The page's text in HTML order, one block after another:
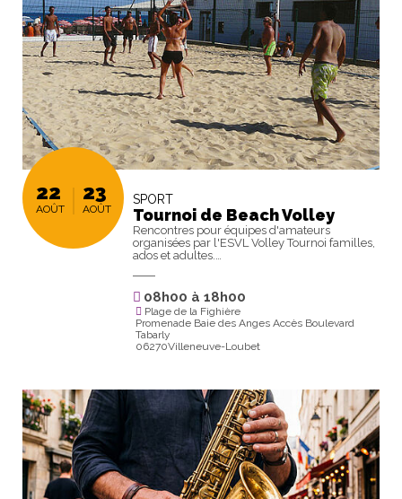
22
AOÛT
23
AOÛT
SPORT
Tournoi de Beach Volley
Rencontres pour équipes d'amateurs
organisées par l'ESVL Volley Tournoi familles,
ados et adultes.…
08h00 à 18h00
Plage de la Fighière
Promenade Baie des Anges Accès Boulevard
Tabarly
06270Villeneuve-Loubet